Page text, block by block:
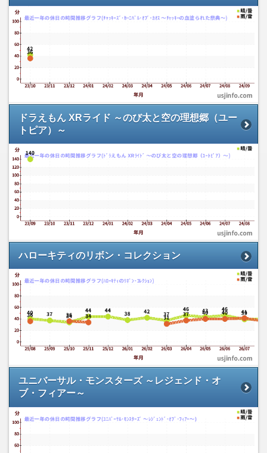
ドラえもん XRライド ～のび太と空の理想郷（ユー
トピア）～
ハローキティのリボン・コレクション
ユニバーサル・モンスターズ ～レジェンド・オ
ブ・フィアー～